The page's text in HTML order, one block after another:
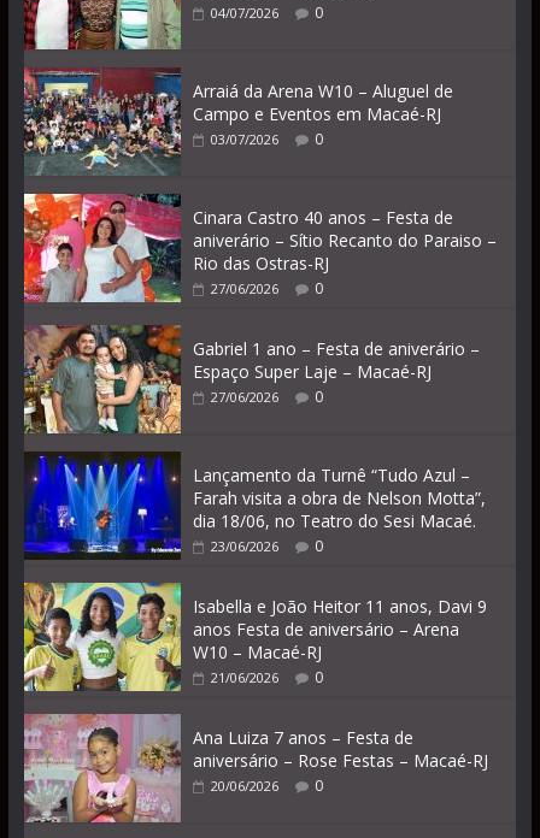
04/07/2026 0
Arraiá da Arena W10 – Aluguel de
Campo e Eventos em Macaé-RJ
03/07/2026 0
Cinara Castro 40 anos – Festa de
aniverário – Sítio Recanto do Paraiso –
Rio das Ostras-RJ
27/06/2026 0
Gabriel 1 ano – Festa de aniverário –
Espaço Super Laje – Macaé-RJ
27/06/2026 0
Lançamento da Turnê “Tudo Azul –
Farah visita a obra de Nelson Motta”,
dia 18/06, no Teatro do Sesi Macaé.
23/06/2026 0
Isabella e João Heitor 11 anos, Davi 9
anos Festa de aniversário – Arena
W10 – Macaé-RJ
21/06/2026 0
Ana Luiza 7 anos – Festa de
aniversário – Rose Festas – Macaé-RJ
20/06/2026 0